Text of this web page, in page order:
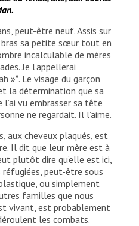
peut-être neuf. Assis sur
bras sa petite sœur tout en
incalculable de mères
Je l’appellerai
»*. Le visage du garçon
la détermination que sa
vu embrasser sa tête
ne regardait. Il l’aime.
aux cheveux plaqués, est
Il dit que leur mère est à
plutôt dire qu’elle est ici,
réfugiées, peut-être sous
ou simplement
familles que nous
vivant, est probablement
les combats.